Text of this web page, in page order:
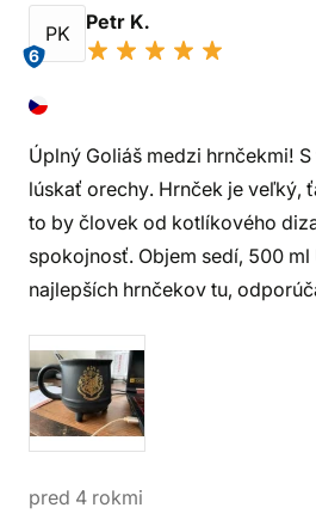
PK
6
Petr K.
Úplný Goliáš medzi hrnčekmi!
lúskať orechy. Hrnček je veľký,
to by človek od kotlíkového
spokojnosť. Objem sedí, 500 ml
najlepších hrnčekov tu,
pred 4 rokmi